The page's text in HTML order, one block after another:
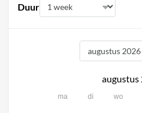
Duur
augustus
ma di wo